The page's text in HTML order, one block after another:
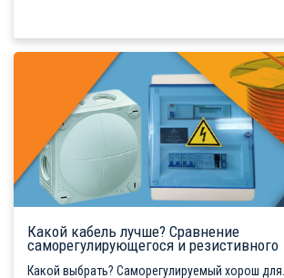
Какой кабель лучше? Сравнение
саморегулирующегося и резистивного
Какой выбрать? Саморегулируемый хорош для...